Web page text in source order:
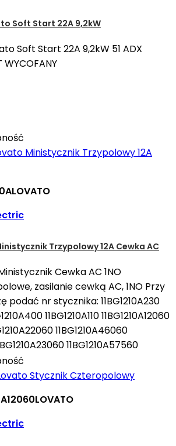
Soft Start 22A 9,2kW
Soft Start 22A 9,2kW 51 ADX
Trzypolowy 12A Cewka AC
Cewka AC 1NO
zasilanie cewką AC, 1NO Przy
podać nr stycznika: 11BG1210A230
11BG1210A110 11BG1210A12060
11BG1210A46060
11BG1210A57560